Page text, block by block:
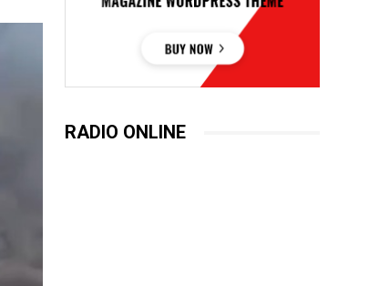
RADIO ONLINE